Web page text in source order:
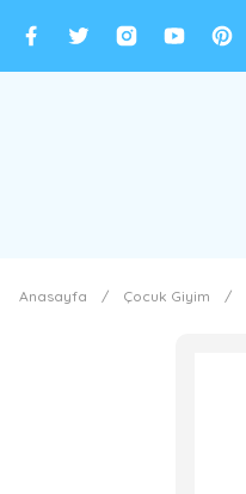
Anasayfa Çocuk Giyim